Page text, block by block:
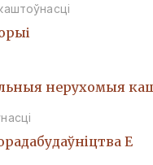
нерухомыя
Е